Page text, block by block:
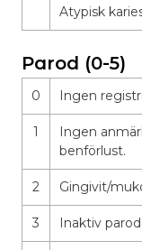
Atypisk
Parod (0-5)
0 Ingen
1
Ingen
benförlust.
2 Gingivit/
3 Inaktiv